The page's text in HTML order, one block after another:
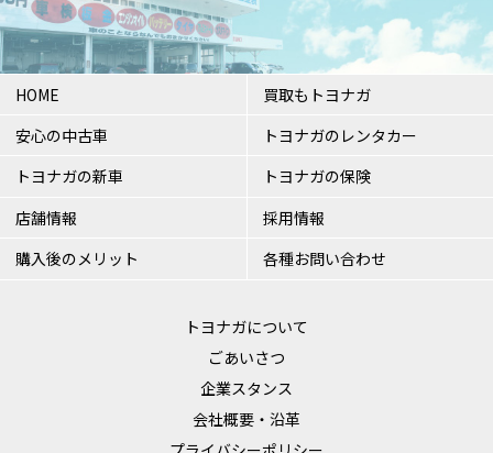
HOME
安心の中古車
トヨナガの新車
店舗情報
購入後のメリット
買取もトヨナガ
トヨナガのレンタカー
トヨナガの保険
採用情報
各種お問い合わせ
トヨナガについて
ごあいさつ
企業スタンス
会社概要・沿革